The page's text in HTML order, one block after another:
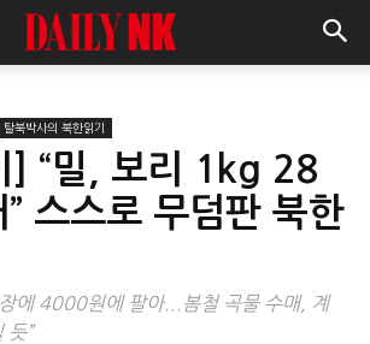
탈북박사의 북한읽기
] “밀, 보리 1kg 28
스스로 무덤판 북한
에 4000원에 팔아...봄철 곡물 수매, 계
듯”